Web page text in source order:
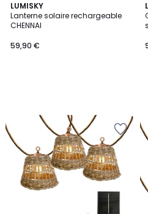
LUMISKY
Lanterne solaire rechargeable
CHENNAI
59,90 €